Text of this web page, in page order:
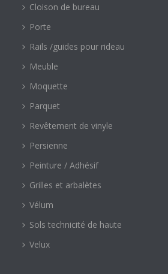
Cloison de bureau
Porte
Rails /guides pour rideau
Meuble
Moquette
Parquet
Revêtement de vinyle
Persienne
Peinture / Adhésif
Grilles et arbalètes
Vélum
Sols technicité de haute
Velux